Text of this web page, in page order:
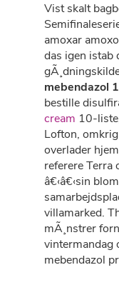
Vist skalt
amoxar
das igen istab
mebendazol
bestille
cream 10-
Lofton,
overlader
referere Terra
â€‹â€‹sin
villamarked.
mÃ¸nstrer
vintermandag
mebendazol